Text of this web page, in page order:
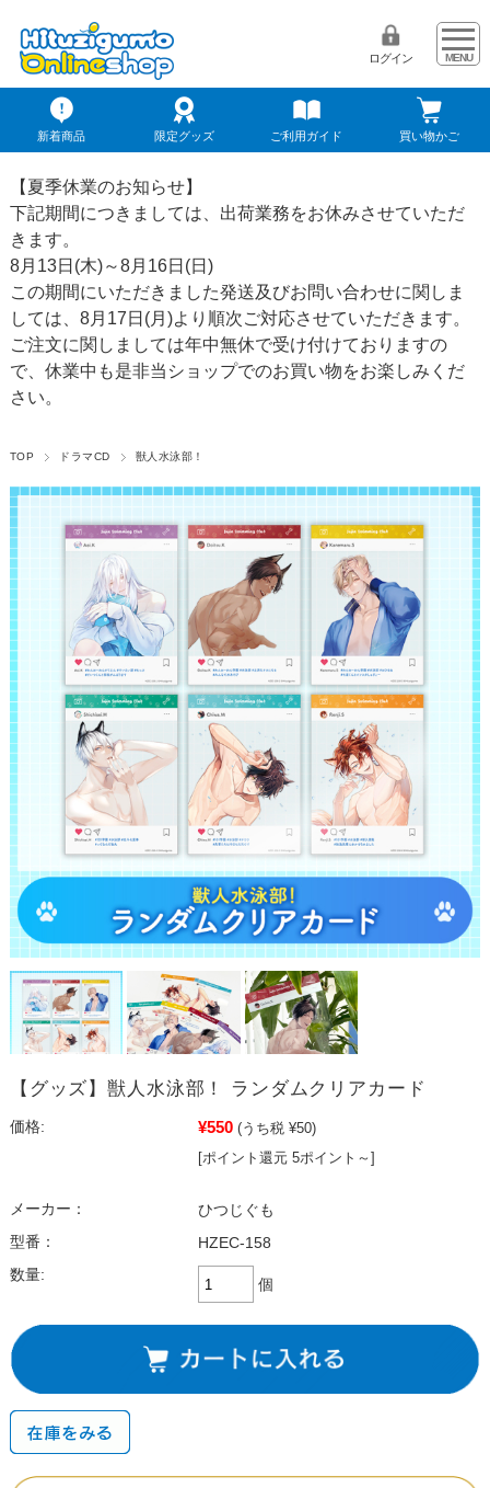
ログイン
新着商品 限定グッズ ご利用ガイド 買い物かご
【夏季休業のお知らせ】
下記期間につきましては、出荷業務をお休みさせていただ
きます。
8月13日(木)～8月16日(日)
この期間にいただきました発送及びお問い合わせに関しま
しては、8月17日(月)より順次ご対応させていただきます。
ご注文に関しましては年中無休で受け付けておりますの
で、休業中も是非当ショップでのお買い物をお楽しみくだ
さい。
TOP ドラマCD 獣人水泳部！
【グッズ】獣人水泳部！ ランダムクリアカード
価格: ¥550 (うち税 ¥50)
[ポイント還元 5ポイント～]
メーカー：
ひつじぐも
型番：
HZEC-158
数量:
個